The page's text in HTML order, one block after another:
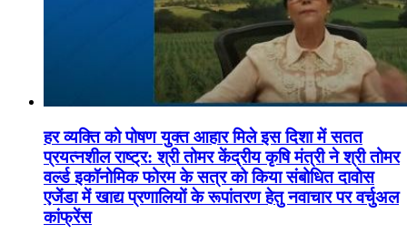
हर व्यक्ति को पोषण युक्त आहार मिले इस दिशा में सतत
प्रयत्नशील राष्ट्र: श्री तोमर केंद्रीय कृषि मंत्री ने श्री तोमर
वर्ल्ड इकॉनोमिक फोरम के सत्र को किया संबोधित दावोस
एजेंडा में खाद्य प्रणालियों के रूपांतरण हेतु नवाचार पर वर्चुअल
कांफ्रेंस